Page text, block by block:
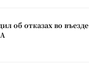
об отказах во въезде